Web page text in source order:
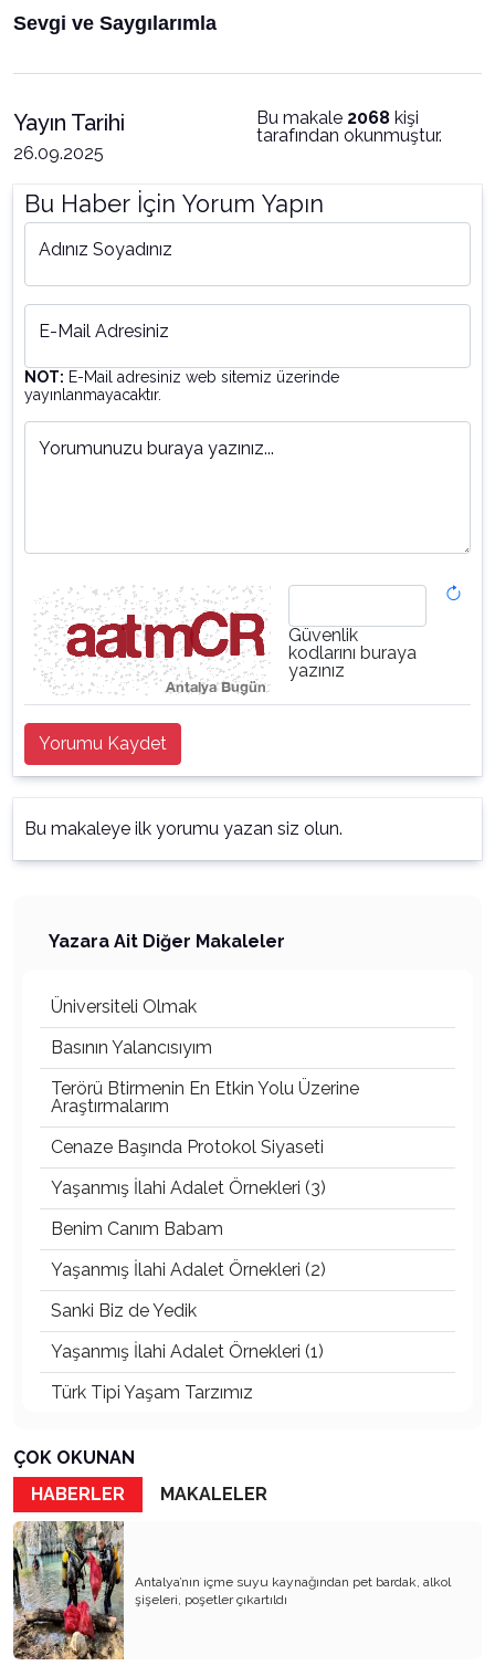
Sevgi ve Saygılarımla
Yayın Tarihi
26.09.2025
Bu makale 2068 kişi
tarafından okunmuştur.
Bu Haber İçin Yorum Yapın
Adınız Soyadınız
E-Mail Adresiniz
NOT: E-Mail adresiniz web sitemiz üzerinde
yayınlanmayacaktır.
Yorumunuzu buraya yazınız...
Güvenlik
kodlarını buraya
yazınız
Yorumu Kaydet
Bu makaleye ilk yorumu yazan siz olun.
Yazara Ait Diğer Makaleler
Üniversiteli Olmak
Basının Yalancısıyım
Terörü Btirmenin En Etkin Yolu Üzerine
Araştırmalarım
Cenaze Başında Protokol Siyaseti
Yaşanmış İlahi Adalet Örnekleri (3)
Benim Canım Babam
Yaşanmış İlahi Adalet Örnekleri (2)
Sanki Biz de Yedik
Yaşanmış İlahi Adalet Örnekleri (1)
Türk Tipi Yaşam Tarzımız
Katil Ağaçlar
Keşke Herkes Sevdiği ve İyi Bildiği İşi Yapsa
Veda Mektubum
Avm’ler Sinek Avlıyor
Hangi Gazetecilerin Günü?
ÇOK OKUNAN
HABERLER
MAKALELER
Antalya’nın içme suyu kaynağından pet bardak, alkol
şişeleri, poşetler çıkartıldı